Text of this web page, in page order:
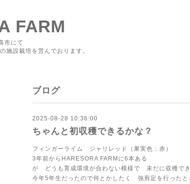
FARM
市にて
施設栽培を営んでおります。
ブログ
2025-08-28 10:36:00
ちゃんと初収穫できるかな？
フィンガーライム ジャリレッド（果実色：赤）
3年前からHARESORA FARMに6本ある
が どうも育成環境が合わない模様で 未だに収穫で
今年5年生だったので何とかしたく 強剪定を行った